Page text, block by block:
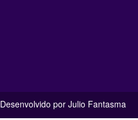
Desenvolvido por Julio Fantasma